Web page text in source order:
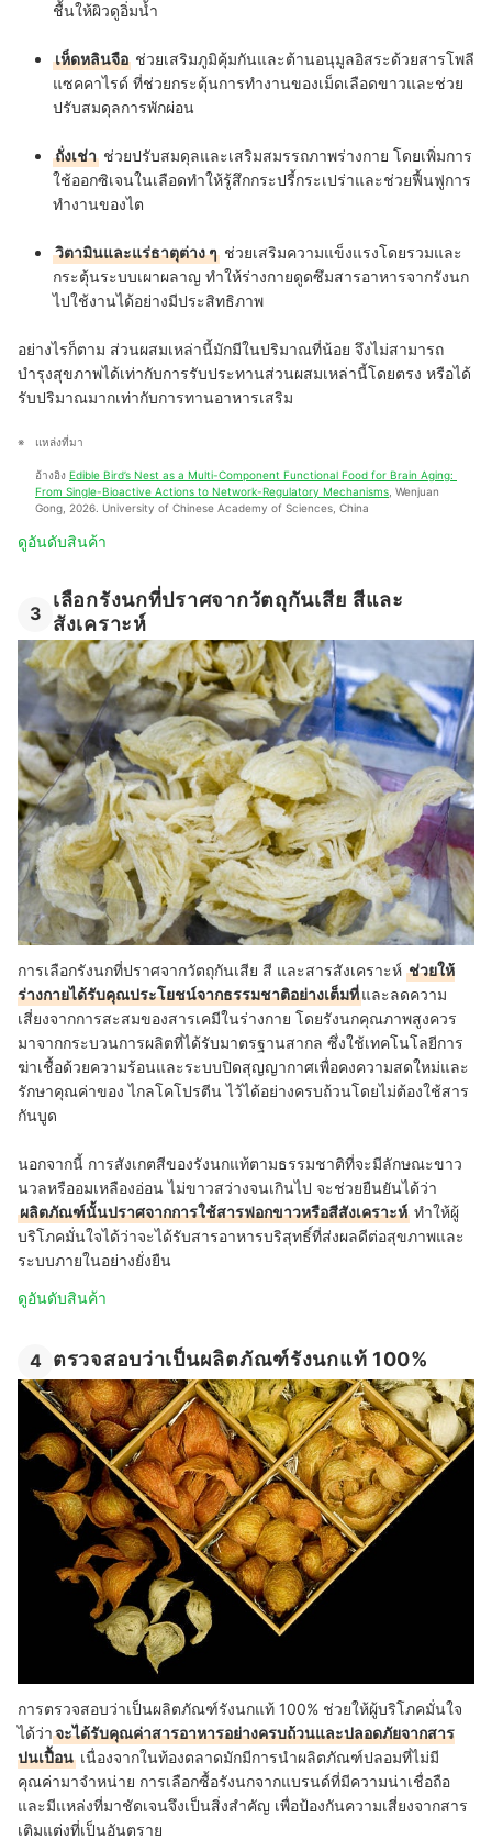
ชื้นให้ผิวดูอิ่มน้ำ
เห็ดหลินจือ ช่วยเสริมภูมิคุ้มกันและต้านอนุมูลอิสระด้วยสารโพลี
แซคคาไรด์ ที่ช่วยกระตุ้นการทำงานของเม็ดเลือดขาวและช่วย
ปรับสมดุลการพักผ่อน
ถั่งเช่า ช่วยปรับสมดุลและเสริมสมรรถภาพร่างกาย โดยเพิ่มการ
ใช้ออกซิเจนในเลือดทำให้รู้สึกกระปรี้กระเปร่าและช่วยฟื้นฟูการ
ทำงานของไต
วิตามินและแร่ธาตุต่าง ๆ ช่วยเสริมความแข็งแรงโดยรวมและ
กระตุ้นระบบเผาผลาญ ทำให้ร่างกายดูดซึมสารอาหารจากรังนก
ไปใช้งานได้อย่างมีประสิทธิภาพ
อย่างไรก็ตาม ส่วนผสมเหล่านี้มักมีในปริมาณที่น้อย จึงไม่สามารถ
บำรุงสุขภาพได้เท่ากับการรับประทานส่วนผสมเหล่านี้โดยตรง หรือได้
รับปริมาณมากเท่ากับการทานอาหารเสริม
แหล่งที่มา
อ้างอิง Edible Bird’s Nest as a Multi-Component Functional Food for Brain Aging:
From Single-Bioactive Actions to Network-Regulatory Mechanisms , Wenjuan
Gong, 2026. University of Chinese Academy of Sciences, China
ดูอันดับสินค้า
3
เลือกรังนกที่ปราศจากวัตถุกันเสีย สีและ
สังเคราะห์
การเลือกรังนกที่ปราศจากวัตถุกันเสีย สี และสารสังเคราะห์ ช่วยให้
ร่างกายได้รับคุณประโยชน์จากธรรมชาติอย่างเต็มที่และลดความ
เสี่ยงจากการสะสมของสารเคมีในร่างกาย โดยรังนกคุณภาพสูงควร
มาจากกระบวนการผลิตที่ได้รับมาตรฐานสากล ซึ่งใช้เทคโนโลยีการ
ฆ่าเชื้อด้วยความร้อนและระบบปิดสุญญากาศเพื่อคงความสดใหม่และ
รักษาคุณค่าของไกลโคโปรตีนไว้ได้อย่างครบถ้วนโดยไม่ต้องใช้สาร
กันบูด
นอกจากนี้ การสังเกตสีของรังนกแท้ตามธรรมชาติที่จะมีลักษณะขาว
นวลหรืออมเหลืองอ่อน ไม่ขาวสว่างจนเกินไป จะช่วยยืนยันได้ว่า
ผลิตภัณฑ์นั้นปราศจากการใช้สารฟอกขาวหรือสีสังเคราะห์ ทำให้ผู้
บริโภคมั่นใจได้ว่าจะได้รับสารอาหารบริสุทธิ์ที่ส่งผลดีต่อสุขภาพและ
ระบบภายในอย่างยั่งยืน
ดูอันดับสินค้า
4 ตรวจสอบว่าเป็นผลิตภัณฑ์รังนกแท้ 100%
การตรวจสอบว่าเป็นผลิตภัณฑ์รังนกแท้ 100% ช่วยให้ผู้บริโภคมั่นใจ
ได้ว่าจะได้รับคุณค่าสารอาหารอย่างครบถ้วนและปลอดภัยจากสาร
ปนเปื้อน เนื่องจากในท้องตลาดมักมีการนำผลิตภัณฑ์ปลอมที่ไม่มี
คุณค่ามาจำหน่าย การเลือกซื้อรังนกจากแบรนด์ที่มีความน่าเชื่อถือ
และมีแหล่งที่มาชัดเจนจึงเป็นสิ่งสำคัญ เพื่อป้องกันความเสี่ยงจากสาร
เติมแต่งที่เป็นอันตราย